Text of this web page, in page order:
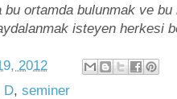
ortamda bulunmak ve
isteyen herkesi
2012
D, seminer